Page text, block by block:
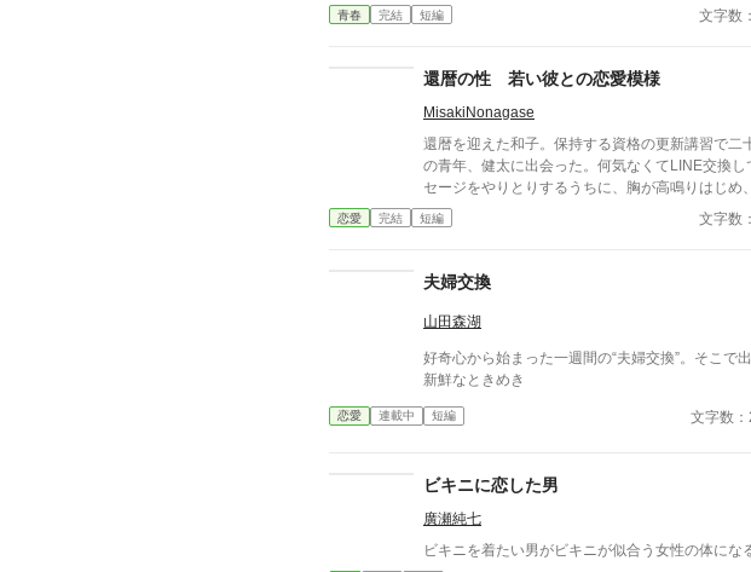
れとも気づかないふりを続けてあげるか？ そのほかに外
伝も綴りました。
青春 完結 短編 文字数
還暦の性 若い彼との恋愛模様
MisakiNonagase
還暦を迎えた和子。保持する資格の更新講習で二
の青年、健太に出会った。何気なくてLINE交換し
セージをやりとりするうちに、胸が高鳴りはじめ
れていた恋心に花が咲く。 そんな還暦女性と二十
年の恋模様。 その後、結婚、そして永遠の別れま
恋愛 完結 短編 文字数
夫婦交換
山田森湖
好奇心から始まった一週間の“夫婦交換”。そこで
新鮮なときめき
恋愛 連載中 短編 文字数
ビキニに恋した男
廣瀬純七
ビキニを着たい男がビキニが似合う女性の体にな